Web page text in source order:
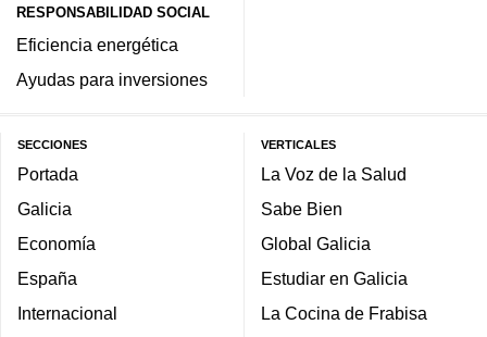
RESPONSABILIDAD SOCIAL
Eficiencia energética
Ayudas para inversiones
SECCIONES
Portada
Galicia
Economía
España
Internacional
VERTICALES
La Voz de la Salud
Sabe Bien
Global Galicia
Estudiar en Galicia
La Cocina de Frabisa